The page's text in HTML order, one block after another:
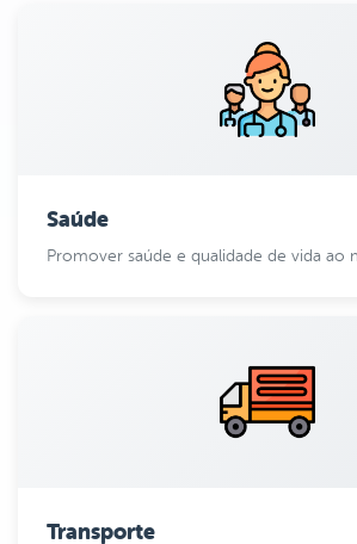
Saúde
Promover saúde e qualidade de vida ao
Transporte